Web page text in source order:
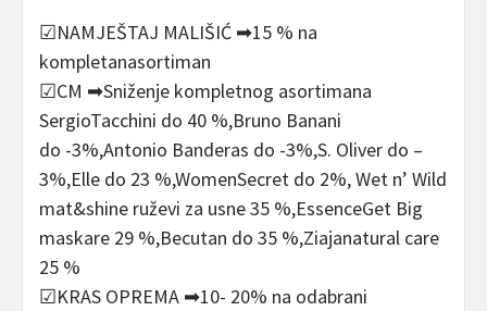
☑NAMJEŠTAJ MALIŠIĆ ➡15 % na
kompletanasortiman
☑CM ➡Sniženje kompletnog asortimana
SergioTacchini do 40 %,Bruno Banani
do -3%,Antonio Banderas do -3%,S. Oliver do –
3%,Elle do 23 %,WomenSecret do 2%, Wet n’ Wild
mat&shine ruževi za usne 35 %,EssenceGet Big
maskare 29 %,Becutan do 35 %,Ziajanatural care
25 %
☑KRAS OPREMA ➡10- 20% na odabrani